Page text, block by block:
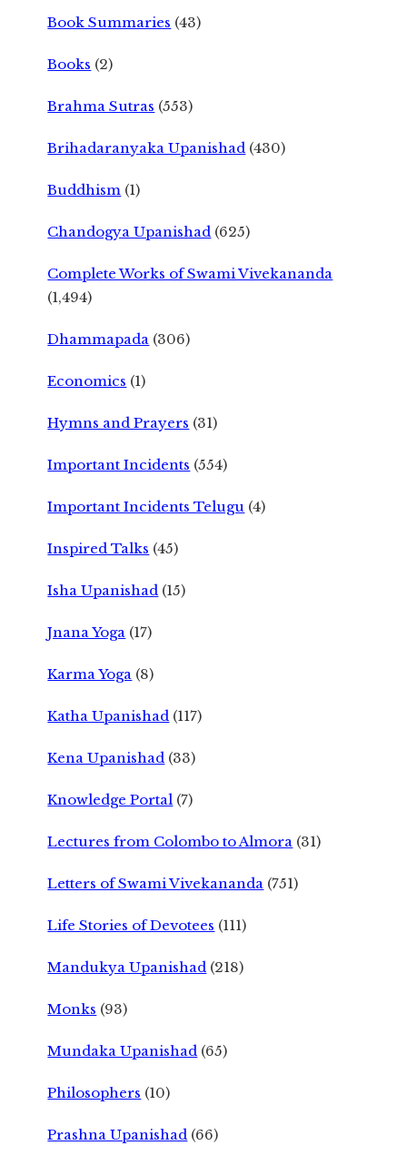
Book Summaries (43)
Books (2)
Brahma Sutras (553)
Brihadaranyaka Upanishad (430)
Buddhism (1)
Chandogya Upanishad (625)
Complete Works of Swami Vivekananda
(1,494)
Dhammapada (306)
Economics (1)
Hymns and Prayers (31)
Important Incidents (554)
Important Incidents Telugu (4)
Inspired Talks (45)
Isha Upanishad (15)
Jnana Yoga (17)
Karma Yoga (8)
Katha Upanishad (117)
Kena Upanishad (33)
Knowledge Portal (7)
Lectures from Colombo to Almora (31)
Letters of Swami Vivekananda (751)
Life Stories of Devotees (111)
Mandukya Upanishad (218)
Monks (93)
Mundaka Upanishad (65)
Philosophers (10)
Prashna Upanishad (66)